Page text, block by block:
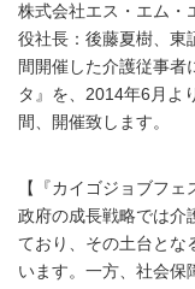
株式会社エス・エム・
役社長：後藤夏樹、東
間開催した介護従事者
タ』を、2014年6月よ
間、開催致します。
【『カイゴジョブフェ
政府の成長戦略では介
ており、その土台とな
います。一方、社会保